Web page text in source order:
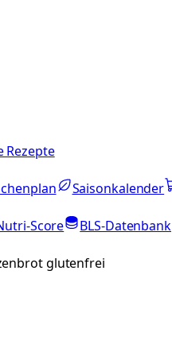
Rezepte
Saisonkalender
Score BLS-Datenbank
glutenfrei